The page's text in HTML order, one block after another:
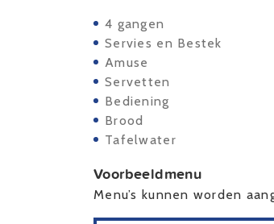
4 gangen
Servies en Bestek
Amuse
Servetten
Bediening
Brood
Tafelwater
Voorbeeldmenu
Menu’s kunnen worden